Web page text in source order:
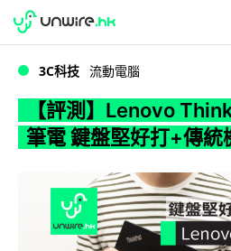
WWDC 2026
3C科技 流動電腦
【評測】Lenovo
筆電 鍵盤堅好打+傳統